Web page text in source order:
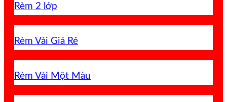
Rèm 2 lớp
Rèm Vải Giá Rẻ
Rèm Vải Một Màu